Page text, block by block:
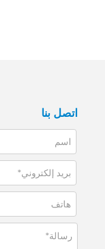
اتصل بنا